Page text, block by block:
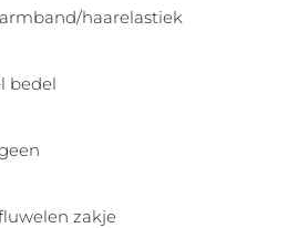
haarelastiek
bedel
zakje